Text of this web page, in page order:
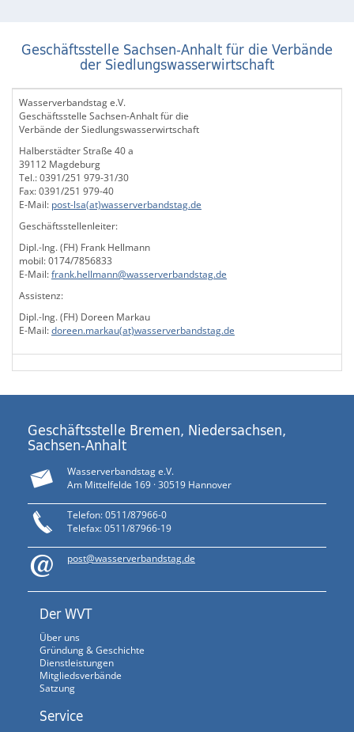
Geschäftsstelle Sachsen-Anhalt für die Verbände
der Siedlungswasserwirtschaft
Wasserverbandstag e.V.
Geschäftsstelle Sachsen-Anhalt für die
Verbände der Siedlungswasserwirtschaft
Halberstädter Straße 40 a
39112 Magdeburg
Tel.: 0391/251 979-31/30
Fax: 0391/251 979-40
E-Mail: post-lsa(at)wasserverbandstag.de
Geschäftsstellenleiter:
Dipl.-Ing. (FH) Frank Hellmann
mobil: 0174/7856833
E-Mail:frank.hellmann@wasserverbandstag.de
Assistenz:
Dipl.-Ing. (FH) Doreen Markau
E-Mail:doreen.markau(at)wasserverbandstag.de
Geschäftsstelle Bremen, Niedersachsen,
Sachsen-Anhalt
Wasserverbandstag e.V.
Am Mittelfelde 169 · 30519 Hannover
Telefon: 0511/87966-0
Telefax: 0511/87966-19
post@wasserverbandstag.de
Der WVT
Über uns
Gründung & Geschichte
Dienstleistungen
Mitgliedsverbände
Satzung
Service